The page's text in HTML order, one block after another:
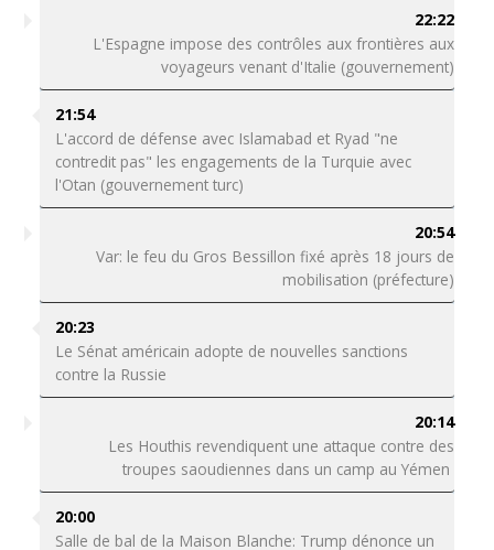
22:22
L'Espagne impose des contrôles aux frontières aux
voyageurs venant d'Italie (gouvernement)
21:54
L'accord de défense avec Islamabad et Ryad "ne
contredit pas" les engagements de la Turquie avec
l'Otan (gouvernement turc)
20:54
Var: le feu du Gros Bessillon fixé après 18 jours de
mobilisation (préfecture)
20:23
Le Sénat américain adopte de nouvelles sanctions
contre la Russie
20:14
Les Houthis revendiquent une attaque contre des
troupes saoudiennes dans un camp au Yémen
20:00
Salle de bal de la Maison Blanche: Trump dénonce un